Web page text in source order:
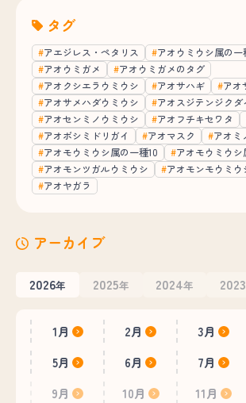
タグ
アエジレス・ペタリス
アオウミウシ属の一
アオウミガメ
アオウミガメのタグ
アオクシエラウミウシ
アオサハギ
アオ
アオサメハダウミウシ
アオスジテンジクダ
アオセンミノウミウシ
アオフチキセワタ
アオボシミドリガイ
アオマスク
アオミ
アオモウミウシ属の一種10
アオモウミウシ
アオモンツガルウミウシ
アオモンモウミウ
アオヤガラ
アーカイブ
2026年 2025年 2024年 2023
1月 2月 3月
5月
6月 7月
9月
10月 11月